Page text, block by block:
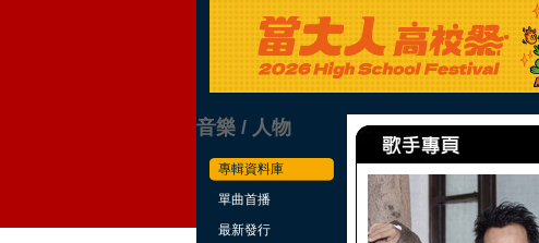
音樂 / 人物
專輯資料庫
單曲首播
最新發行